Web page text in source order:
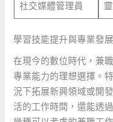
社交媒體管理員
學習技能提升與專業發
在現今的數位時代，兼
專業能力的理想選擇。
況下拓展新興領域或開
活的工作時間，還能透